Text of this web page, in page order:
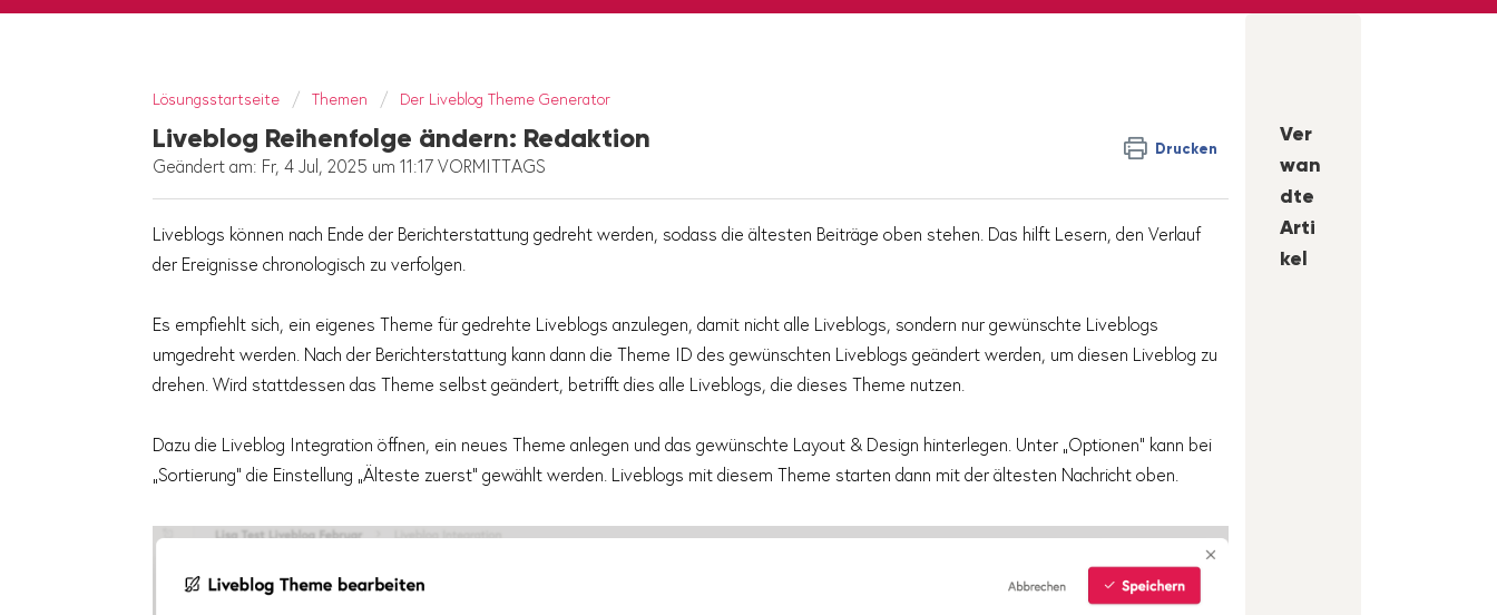
Lösungsstartseite Themen Der Liveblog Theme Generator
Liveblog Reihenfolge ändern: Redaktion Drucken
Geändert am: Fr, 4 Jul, 2025 um 11:17 VORMITTAGS
Liveblogs können nach Ende der Berichterstattung gedreht werden, sodass die ältesten Beiträge oben stehen. Das hilft Lesern, den Verlauf
der Ereignisse chronologisch zu verfolgen.
Es empfiehlt sich, ein eigenes Theme für gedrehte Liveblogs anzulegen, damit nicht alle Liveblogs, sondern nur gewünschte Liveblogs
umgedreht werden. Nach der Berichterstattung kann dann die Theme ID des gewünschten Liveblogs geändert werden, um diesen Liveblog zu
drehen. Wird stattdessen das Theme selbst geändert, betrifft dies alle Liveblogs, die dieses Theme nutzen.
Dazu die Liveblog Integration öffnen, ein neues Theme anlegen und das gewünschte Layout & Design hinterlegen. Unter „Optionen“ kann bei
„Sortierung“ die Einstellung „Älteste zuerst“ gewählt werden. Liveblogs mit diesem Theme starten dann mit der ältesten Nachricht oben.
Ver
wan
dte
Arti
kel